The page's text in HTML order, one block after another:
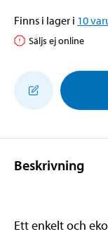
Finns i lager i 10
Säljs ej online
Beskrivning
Ett enkelt och